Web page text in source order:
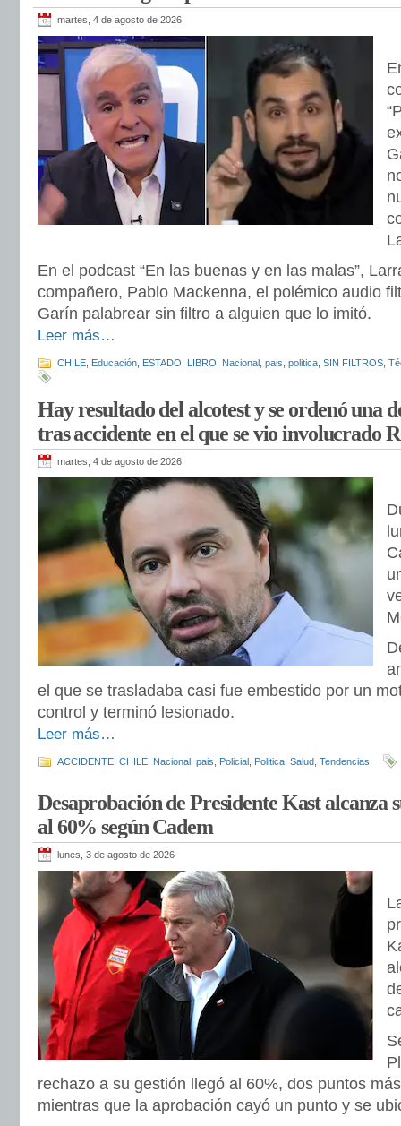
martes, 4 de agosto de 2026
En el podcast “En las buenas y en las malas”,
compañero, Pablo Mackenna, el polémico audio
Garín palabrear sin filtro a alguien que lo imitó.
Leer más…
CHILE Educación ESTADO LIBRO Nacional pais politica SIN FILTROS
Hay resultado del alcotest y se ordenó una
tras accidente en el que se vio involucrado
martes, 4 de agosto de 2026
el que se trasladaba casi fue embestido por un
control y terminó lesionado.
Leer más…
ACCIDENTE CHILE Nacional pais Policial Politica Salud Tendencias
Desaprobación de Presidente Kast alcanza
al 60% según Cadem
lunes, 3 de agosto de 2026
rechazo a su gestión llegó al 60%, dos puntos
mientras que la aprobación cayó un punto y se